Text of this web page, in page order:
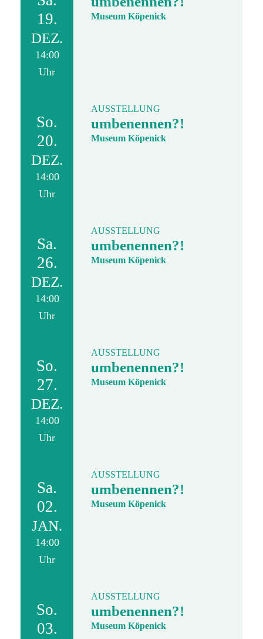
19.
DEZ.
14:00
Uhr
Museum Köpenick
So.
20.
DEZ.
14:00
Uhr
AUSSTELLUNG
umbenennen?!
Museum Köpenick
Sa.
26.
DEZ.
14:00
Uhr
AUSSTELLUNG
umbenennen?!
Museum Köpenick
So.
27.
DEZ.
14:00
Uhr
AUSSTELLUNG
umbenennen?!
Museum Köpenick
Sa.
02.
JAN.
14:00
Uhr
AUSSTELLUNG
umbenennen?!
Museum Köpenick
So.
03.
AUSSTELLUNG
umbenennen?!
Museum Köpenick